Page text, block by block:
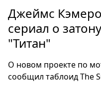
Россия
Мир
Здоровье
Туризм
Мода
Джеймс
сериал о
"Титан"
О новом проекте по
сообщил таблоид The